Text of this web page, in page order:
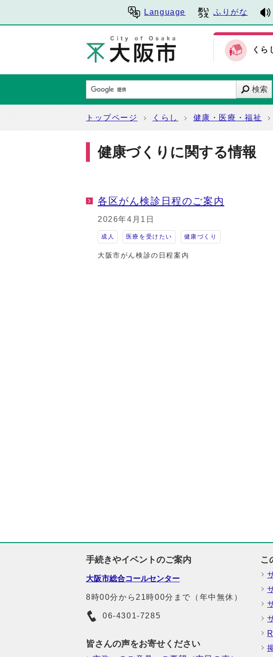
Language ふりがな
くら
検索
トップページ くらし 健康・医療・福祉
健康づくりに関する情報
各区がん検診日程のご案内
2026年4月1日
成人 医療を受けたい 健康づくり
大阪市がん検診の日程案内
手続きやイベントのご案内
大阪市総合コールセンター
8時00分から21時00分まで（年中無休）
06-4301-7285
皆さんの声をお寄せください
こ